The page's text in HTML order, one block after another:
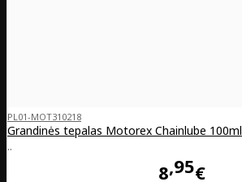
PL01-MOT310218
Grandinės tepalas Motorex Chainlube 100ml
..
8 95€